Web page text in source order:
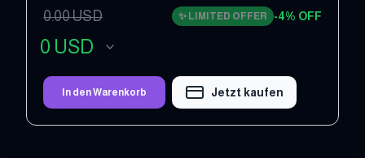
0.00USD ✨ LIMITED OFFER -4% OFF
0 USD
In den Warenkorb Jetzt kaufen